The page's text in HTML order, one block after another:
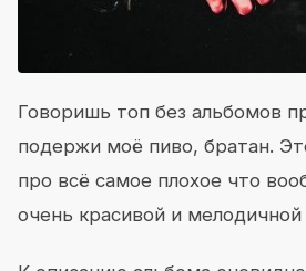
Говоришь топ без альбомов
подержи моё пиво, братан.
про всё самое плохое что
очень красивой и мелодичной